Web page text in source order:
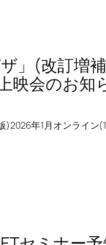
ザ」(改訂増
映会のお知
)2026年1月オンライン